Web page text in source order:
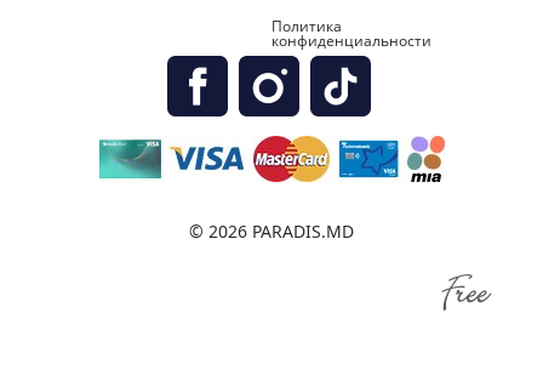
Политика
конфиденциальности
© 2026 PARADIS.MD